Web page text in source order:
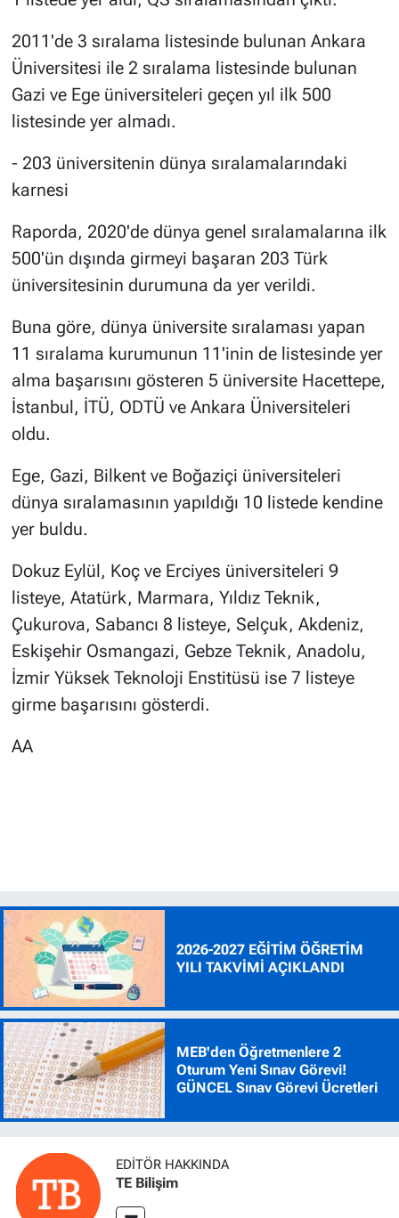
2011'de 3 sıralama listesinde bulunan Ankara
Üniversitesi ile 2 sıralama listesinde bulunan
Gazi ve Ege üniversiteleri geçen yıl ilk 500
listesinde yer almadı.
- 203 üniversitenin dünya sıralamalarındaki
karnesi
Raporda, 2020'de dünya genel sıralamalarına ilk
500'ün dışında girmeyi başaran 203 Türk
üniversitesinin durumuna da yer verildi.
Buna göre, dünya üniversite sıralaması yapan
11 sıralama kurumunun 11'inin de listesinde yer
alma başarısını gösteren 5 üniversite Hacettepe,
İstanbul, İTÜ, ODTÜ ve Ankara Üniversiteleri
oldu.
Ege, Gazi, Bilkent ve Boğaziçi üniversiteleri
dünya sıralamasının yapıldığı 10 listede kendine
yer buldu.
Dokuz Eylül, Koç ve Erciyes üniversiteleri 9
listeye, Atatürk, Marmara, Yıldız Teknik,
Çukurova, Sabancı 8 listeye, Selçuk, Akdeniz,
Eskişehir Osmangazi, Gebze Teknik, Anadolu,
İzmir Yüksek Teknoloji Enstitüsü ise 7 listeye
girme başarısını gösterdi.
AA
2026-2027 EĞİTİM ÖĞRETİM
YILI TAKVİMİ AÇIKLANDI
MEB'den Öğretmenlere 2
Oturum Yeni Sınav Görevi!
GÜNCEL Sınav Görevi Ücretleri
EDITÖR HAKKINDA
TE Bilişim